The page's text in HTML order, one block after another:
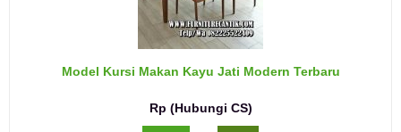
Model Kursi Makan Kayu Jati Modern Terbaru
Rp (Hubungi CS)